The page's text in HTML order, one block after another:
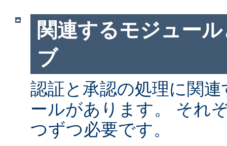
関連するモジュー
ブ
認証と承認の処理に関
ールがあります。 それ
つずつ必要です。